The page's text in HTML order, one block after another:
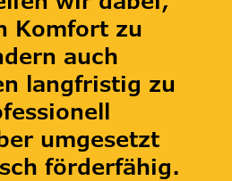
Komfort zu
auch
langfristig zu
umgesetzt
förderfähig.